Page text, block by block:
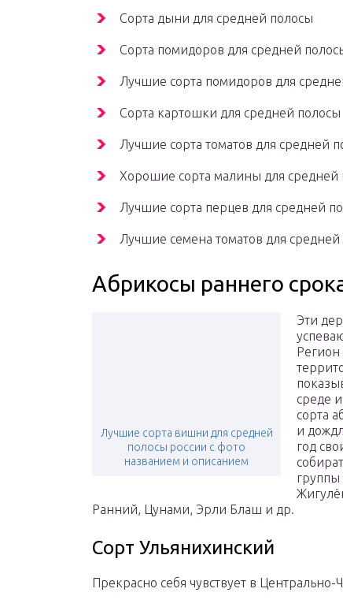
Сорта дыни для средней полосы
Сорта помидоров для средней
Лучшие сорта помидоров для
Сорта картошки для средней полосы
Лучшие сорта томатов для средней
Хорошие сорта малины для средней
Лучшие сорта перцев для средней
Лучшие семена томатов для средней
Абрикосы раннего
Лучшие сорта вишни для средней
полосы россии с фото
названием и описанием
Эти
Регион
среде
сорта
и
год
группы
Ранний, Цунами, Эрли Блаш и др.
Сорт Ульянихинский
Прекрасно себя чувствует в